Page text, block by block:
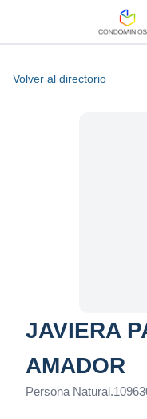
Volver al directorio
JAVIERA
AMADOR
Persona Natural.